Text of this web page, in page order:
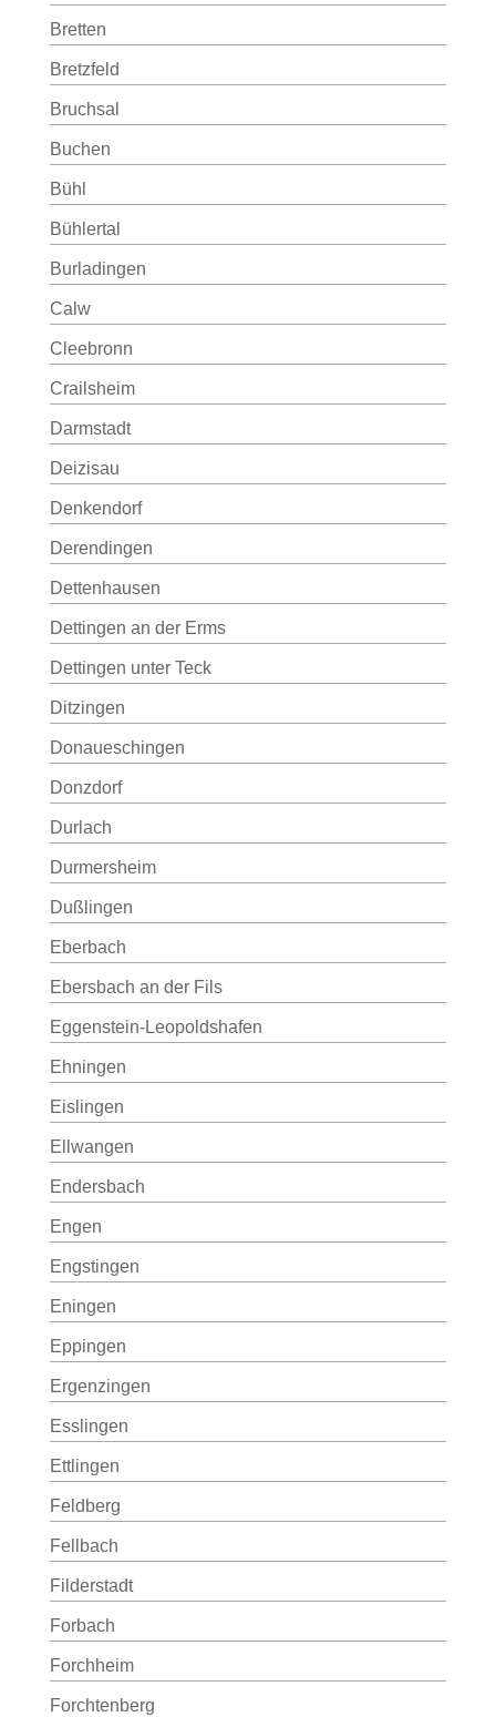
Bretten
Bretzfeld
Bruchsal
Buchen
Bühl
Bühlertal
Burladingen
Calw
Cleebronn
Crailsheim
Darmstadt
Deizisau
Denkendorf
Derendingen
Dettenhausen
Dettingen an der Erms
Dettingen unter Teck
Ditzingen
Donaueschingen
Donzdorf
Durlach
Durmersheim
Dußlingen
Eberbach
Ebersbach an der Fils
Eggenstein-Leopoldshafen
Ehningen
Eislingen
Ellwangen
Endersbach
Engen
Engstingen
Eningen
Eppingen
Ergenzingen
Esslingen
Ettlingen
Feldberg
Fellbach
Filderstadt
Forbach
Forchheim
Forchtenberg